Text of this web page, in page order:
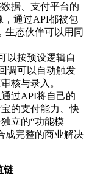
据、支付平台的
，通过API都被包
生态伙伴可以用同
以按预设逻辑自
调可以自动触发
核与录入。
过API将自己的
的支付能力、快
立的“功能模
成完整的商业解决
链